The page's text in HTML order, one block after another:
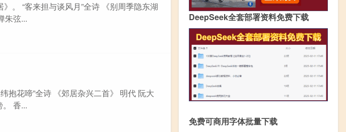
。 “客来担与谈风月”全诗 《别周季隐东湖
朱弦...
抱花啼”全诗 《郊居杂兴二首》 明代 阮大
香...
DeepSeek全套部署资料免费下载
免费可商用字体批量下载